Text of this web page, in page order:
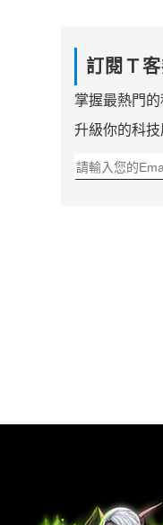
訂閱Ｔ
掌握最熱門
升級你的科技